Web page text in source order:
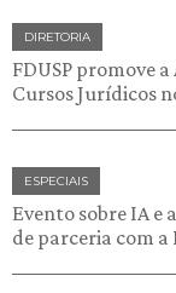
DIRETORIA
FDUSP promove
Cursos Jurídicos
ESPECIAIS
Evento sobre IA e
de parceria com